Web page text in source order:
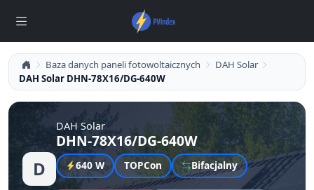
Baza danych paneli fotowoltaicznych
DAH Solar
DAH Solar DHN-78X16/DG-640W
D
DAH Solar
DHN-78X16/DG-640W
640 W TOPCon Bifacjalny